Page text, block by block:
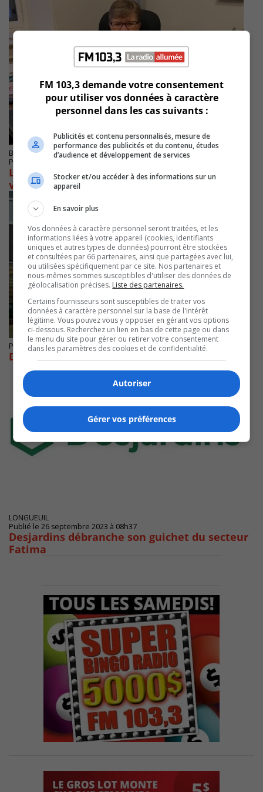
BROSSARD
Publié le 13 mars 2024 à 08h22
Le combat de Linda Caron devient une
victoire
Publié le 17 novembre 2023 à 06h54
Desjardins met fin à ses livrets de caisse
LONGUEUIL
Publié le 26 septembre 2023 à 08h37
Desjardins débranche son guichet du secteur
Fatima
FM 103,3 demande votre consentement
pour utiliser vos données à caractère
personnel dans les cas suivants :
Publicités et contenu personnalisés, mesure de
performance des publicités et du contenu, études
d’audience et développement de services
Stocker et/ou accéder à des informations sur un
appareil
En savoir plus
Vos données à caractère personnel seront traitées, et les
informations liées à votre appareil (cookies, identifiants
uniques et autres types de données) pourront être stockées
et consultées par 66 partenaires, ainsi que partagées avec lui,
ou utilisées spécifiquement par ce site. Nos partenaires et
nous-mêmes sommes susceptibles d'utiliser des données de
géolocalisation précises. Liste des partenaires.
Certains fournisseurs sont susceptibles de traiter vos
données à caractère personnel sur la base de l'intérêt
légitime. Vous pouvez vous y opposer en gérant vos options
ci-dessous. Recherchez un lien en bas de cette page ou dans
le menu du site pour gérer ou retirer votre consentement
dans les paramètres des cookies et de confidentialité.
Autoriser
Gérer vos préférences